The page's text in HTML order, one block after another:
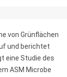
von Grünflächen
und berichtet
eine Studie des
ASM Microbe